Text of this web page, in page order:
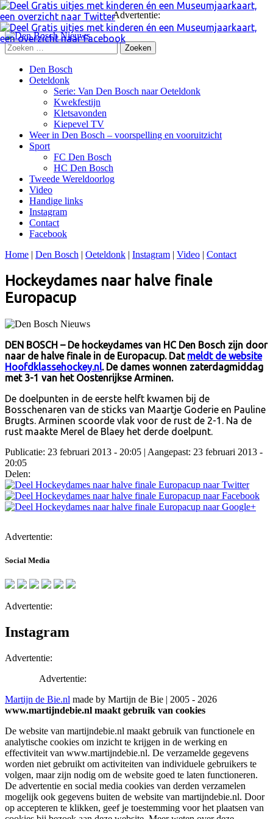
Advertentie:
Zoeken
naar:
Skip
Den Bosch
Oeteldonk
Serie: Van Den Bosch naar Oeteldonk
Kwekfestijn
Kletsavonden
Kiepevel TV
Weer in Den Bosch – voorspelling en vooruitzicht
Sport
FC Den Bosch
HC Den Bosch
Tweede Wereldoorlog
Video
Handige links
Instagram
Contact
Facebook
Home | Den Bosch | Oeteldonk | Instagram | Video | Contact
Hockeydames naar halve finale
Europacup
DEN BOSCH – De hockeydames van HC Den Bosch zijn door
naar de halve finale in de Europacup. Dat meldt de website
Hoofdklassehockey.nl. De dames wonnen zaterdagmiddag
met 3-1 van het Oostenrijkse Arminen.
De doelpunten in de eerste helft kwamen bij de
Bosschenaren van de sticks van Maartje Goderie en Pauline
Brugts. Arminen scoorde vlak voor de rust de 2-1. Na de
rust maakte Merel de Blaey het derde doelpunt.
Publicatie: 23 februari 2013 - 20:05 | Aangepast: 23 februari 2013 -
20:05
Delen:
Advertentie:
Social Media
Advertentie:
Instagram
Advertentie:
Advertentie:
Martijn de Bie.nl made by Martijn de Bie | 2005 - 2026
www.martijndebie.nl maakt gebruik van cookies
De website van martijndebie.nl maakt gebruik van functionele en
analytische cookies om inzicht te krijgen in de werking en
effectiviteit van www.martijndebie.nl. De verzamelde gegevens
worden niet gebruikt om activiteiten van individuele gebruikers te
volgen, maar zijn nodig om de website goed te laten functioneren.
De advertentie en social media cookies van derden verzamelen
mogelijk ook gegevens buiten de website van martijndebie.nl. Door
op accepteren te klikken, geef je toestemming voor het plaatsen van